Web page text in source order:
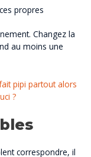
propres
Changez la
au moins une
pipi partout alors
?
correspondre, il